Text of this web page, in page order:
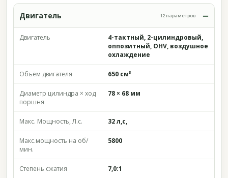
Двигатель 12 параметров
Двигатель
4-тактный, 2-цилиндровый,
оппозитный, OHV, воздушное
охлаждение
Объём двигателя 650 см³
Диаметр цилиндра × ход
поршня
78 × 68 мм
Макс. Мощность, Л.с. 32 л,с,
Макс.мощность на об/
мин.
5800
Степень сжатия 7,0:1